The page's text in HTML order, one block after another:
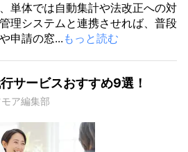
単体では自動集計や法改正への対
理システムと連携させれば、普段
申請の窓... もっと読む
サービスおすすめ9選！
モア編集部